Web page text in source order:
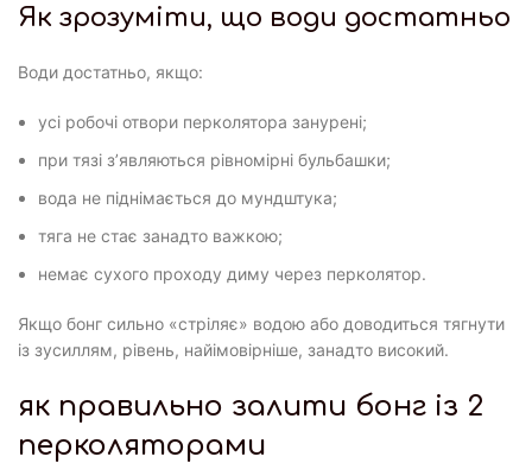
Як зрозуміти, що води достатньо
Води достатньо, якщо:
усі робочі отвори перколятора занурені;
при тязі з’являються рівномірні бульбашки;
вода не піднімається до мундштука;
тяга не стає занадто важкою;
немає сухого проходу диму через перколятор.
Якщо бонг сильно «стріляє» водою або доводиться тягнути
із зусиллям, рівень, найімовірніше, занадто високий.
як правильно залити бонг із 2
перколяторами